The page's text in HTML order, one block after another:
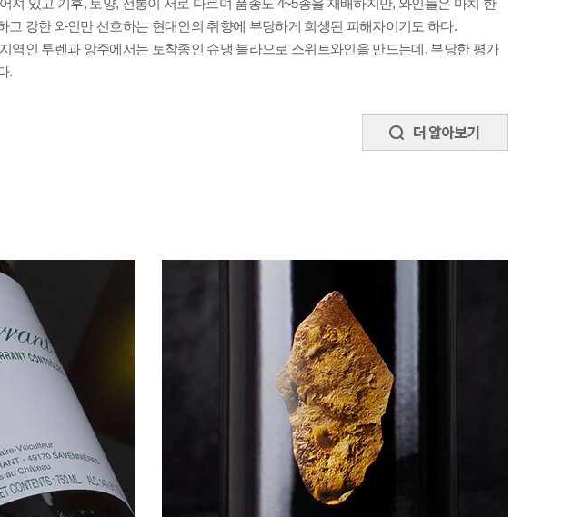
강한 와인만 선호하는 현대인의 취향에 부당하게 희생된 피해자이기도 하다.
.